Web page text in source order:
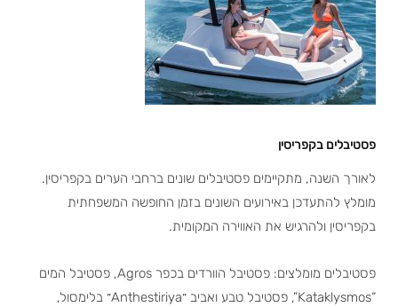
פסטיבלים בקפריסין
לאורך השנה, מתקיימים פסטיבלים שונים ברחבי הערים בקפריסין.
מומלץ להתעדכן באירועים השונים בזמן החופשה המשפחתית
בקפריסין ולהרגיש את האווירה המקומית.
פסטיבלים מומלצים: פסטיבל הוורדים בכפר Agros, פסטיבל המים
“Kataklysmos”, פסטיבל טבע ואביב ״Anthestiriya״ בלימסול,